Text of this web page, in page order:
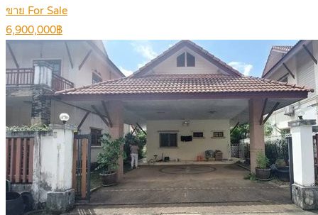
ขาย For Sale
6,900,000฿